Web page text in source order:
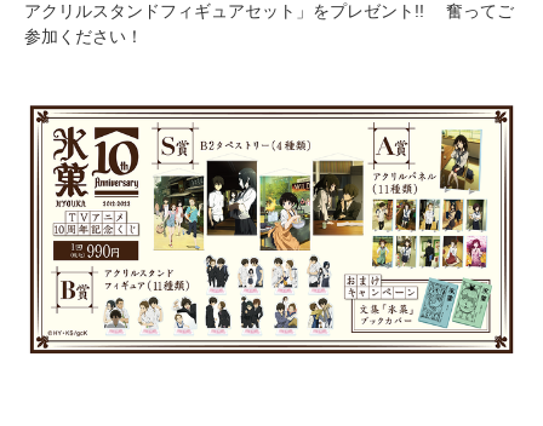
アクリルスタンドフィギュアセット」をプレゼント!! 奮ってご
参加ください！